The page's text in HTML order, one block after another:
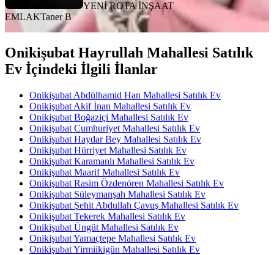
YENİ ROTA İNŞAAT
EMLAKTaner B
Onikişubat Hayrullah Mahallesi Satılık
Ev İçindeki İlgili İlanlar
Onikişubat Abdülhamid Han Mahallesi Satılık Ev
Onikişubat Akif İnan Mahallesi Satılık Ev
Onikişubat Boğaziçi Mahallesi Satılık Ev
Onikişubat Cumhuriyet Mahallesi Satılık Ev
Onikişubat Haydar Bey Mahallesi Satılık Ev
Onikişubat Hürriyet Mahallesi Satılık Ev
Onikişubat Karamanlı Mahallesi Satılık Ev
Onikişubat Maarif Mahallesi Satılık Ev
Onikişubat Rasim Özdenören Mahallesi Satılık Ev
Onikişubat Süleymanşah Mahallesi Satılık Ev
Onikişubat Şehit Abdullah Çavuş Mahallesi Satılık Ev
Onikişubat Tekerek Mahallesi Satılık Ev
Onikişubat Üngüt Mahallesi Satılık Ev
Onikişubat Yamaçtepe Mahallesi Satılık Ev
Onikişubat Yirmiikigün Mahallesi Satılık Ev